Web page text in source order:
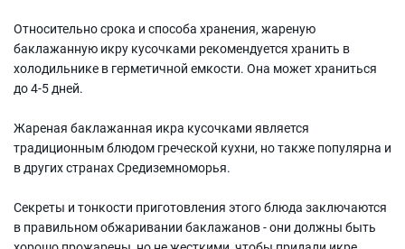
Относительно срока и способа хранения, жареную
баклажанную икру кусочками рекомендуется хранить в
холодильнике в герметичной емкости. Она может храниться
до 4-5 дней.
Жареная баклажанная икра кусочками является
традиционным блюдом греческой кухни, но также популярна и
в других странах Средиземноморья.
Секреты и тонкости приготовления этого блюда заключаются
в правильном обжаривании баклажанов - они должны быть